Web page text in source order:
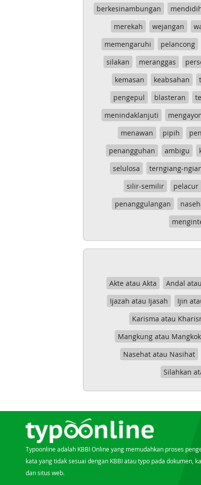
berkesinambungan
merekah
wejangan
memengaruhi
pelancong
silakan
meranggas
kemasan
keabsahan
pengepul
blasteran
menindaklanjuti
menawan
pipih
penangguhan
ambigu
selulosa
terngiang-
silir-semilir
pelacur
penanggulangan
Akte atau Akta Andal
Ijazah atau Ijasah
Ijin
Karisma atau
Mangkung atau Mangkok
Nasehat atau Nasihat
Silahkan
Typoonline adalah KBBI Online yang memudahkan proses
kata yang tidak sesuai dengan KBBI atau typo pada dokumen,
dan situs web.